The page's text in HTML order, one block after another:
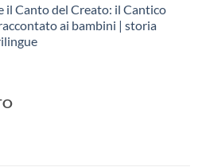
attuale
è:
€250,00.
il Canto del Creato: il Cantico
ai bambini | storia